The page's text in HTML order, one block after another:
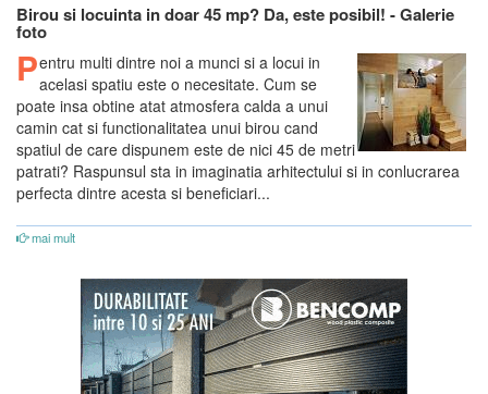
Birou si locuinta in doar 45 mp? Da, este posibil! - Galerie
foto
Pentru multi dintre noi a munci si a locui in
acelasi spatiu este o necesitate. Cum se
poate insa obtine atat atmosfera calda a unui
camin cat si functionalitatea unui birou cand
spatiul de care dispunem este de nici 45 de metri
patrati? Raspunsul sta in imaginatia arhitectului si in conlucrarea
perfecta dintre acesta si beneficiari...
mai mult